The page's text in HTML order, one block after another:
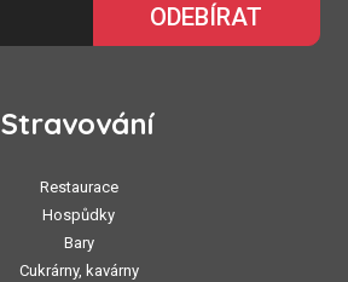
ODEBÍRAT
Stravování
Restaurace
Hospůdky
Bary
Cukrárny, kavárny